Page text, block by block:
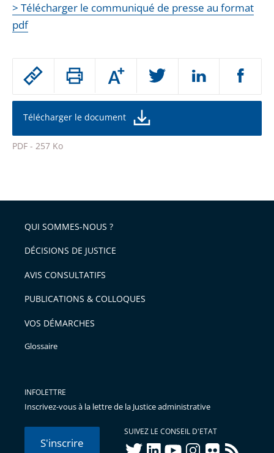
Passer
partage
de
l'article
pour
Augmenter
ou
la
de
police
Télécharger le document
PDF - 257 Ko
l'article
pour
avant
> Télécharger le communiqué de presse au format
pdf
QUI SOMMES-NOUS ?
DÉCISIONS DE JUSTICE
AVIS CONSULTATIFS
PUBLICATIONS & COLLOQUES
VOS DÉMARCHES
Glossaire
INFOLETTRE
Inscrivez-vous à la lettre de la Justice administrative
S'inscrire
SUIVEZ LE CONSEIL D'ETAT
twitterlinkedInyoutubeinstagram
flickr rss